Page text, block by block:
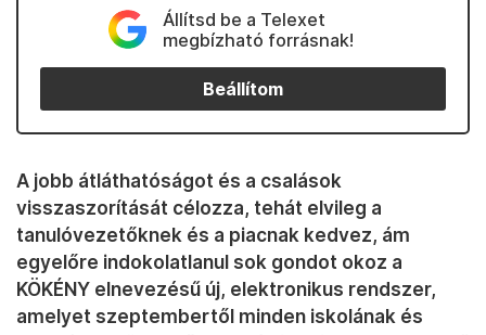
Állítsd be a Telexet
megbízható forrásnak!
Beállítom
A jobb átláthatóságot és a csalások
visszaszorítását célozza, tehát elvileg a
tanulóvezetőknek és a piacnak kedvez, ám
egyelőre indokolatlanul sok gondot okoz a
KÖKÉNY elnevezésű új, elektronikus rendszer,
amelyet szeptembertől minden iskolának és